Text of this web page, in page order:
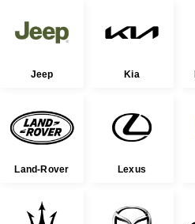
Jeep Kia
Land-Rover Lexus